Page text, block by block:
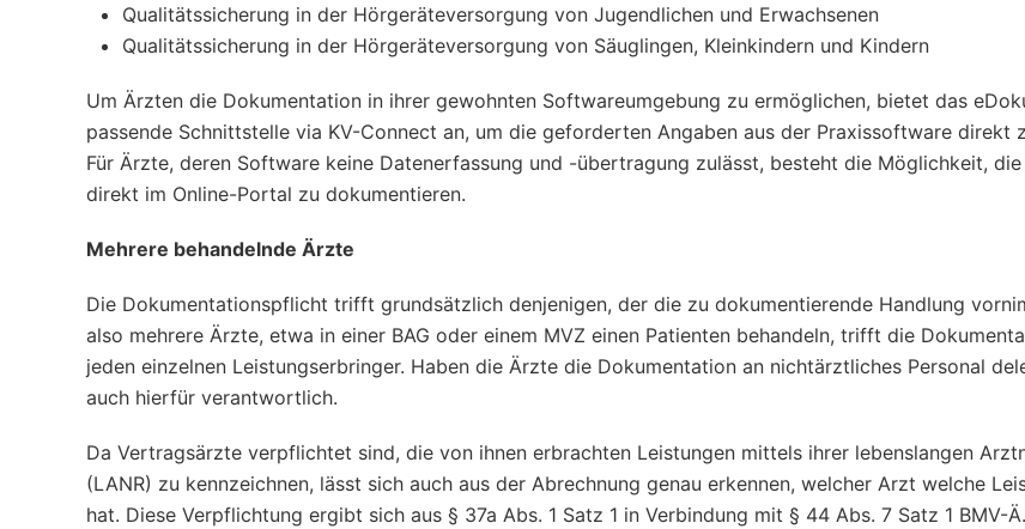
Qualitätssicherung in der Hörgeräteversorgung von Jugendlichen und Erwachsenen
Qualitätssicherung in der Hörgeräteversorgung von Säuglingen, Kleinkindern und Kindern
Um Ärzten die Dokumentation in ihrer gewohnten Softwareumgebung zu ermöglichen, bietet das
passende Schnittstelle via KV-Connect an, um die geforderten Angaben aus der Praxissoftware direkt
Für Ärzte, deren Software keine Datenerfassung und -übertragung zulässt, besteht die Möglichkeit,
direkt im Online-Portal zu dokumentieren.
Mehrere behandelnde Ärzte
Die Dokumentationspflicht trifft grundsätzlich denjenigen, der die zu dokumentierende Handlung
also mehrere Ärzte, etwa in einer BAG oder einem MVZ einen Patienten behandeln, trifft die
jeden einzelnen Leistungserbringer. Haben die Ärzte die Dokumentation an nichtärztliches Personal
auch hierfür verantwortlich.
Da Vertragsärzte verpflichtet sind, die von ihnen erbrachten Leistungen mittels ihrer lebenslangen
(LANR) zu kennzeichnen, lässt sich auch aus der Abrechnung genau erkennen, welcher Arzt welche
hat. Diese Verpflichtung ergibt sich aus § 37a Abs. 1 Satz 1 in Verbindung mit § 44 Abs. 7 Satz 1 BMV-